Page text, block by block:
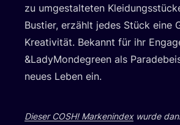
zu umge­stal­te­ten
Bus­tier, erzählt jedes Stück eine
Krea­ti­vi­tät. Bekannt für ihr
&LadyMondegreen als
neu­es Leben ein.
Die­ser COSH! Mar­ken­in­dexwur­de